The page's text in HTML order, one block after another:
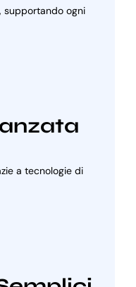
supportando ogni
a tecnologie di